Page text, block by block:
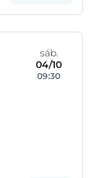
sáb.
04/10
09:30